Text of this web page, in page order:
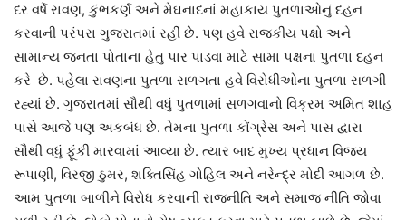
દર વર્ષે રાવણ, કુંભકર્ણ અને મેઘનાદનાં મહાકાય પુતળાઓનું દહન
કરવાની પરંપરા ગુજરાતમાં રહી છે. પણ હવે રાજકીય પક્ષો અને
સામાન્ય જનતા પોતાના હેતુ પાર પાડવા માટે સામા પક્ષના પુતળા દહન
કરે છે. પહેલા રાવણના પુતળા સળગતા હવે વિરોધીઓના પુતળા સળગી
રહ્યાં છે. ગુજરાતમાં સૌથી વધું પુતળામાં સળગવાનો વિક્રમ અમિત શાહ
પાસે આજે પણ અકબંધ છે. તેમના પુતળા કોંગ્રેસ અને પાસ દ્વારા
સૌથી વધું ફૂંકી મારવામાં આવ્યા છે. ત્યાર બાદ મુખ્ય પ્રધાન વિજય
રૂપાણી, વિરજી ઠુમર, શક્તિસિંહ ગોહિલ અને નરેન્દ્ર મોદી આગળ છે.
આમ પુતળા બાળીને વિરોધ કરવાની રાજનીતિ અને સમાજ નીતિ જોવા